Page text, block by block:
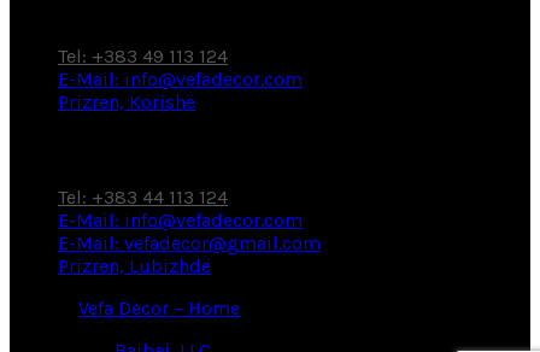
Tel: +383 49 113 124
E-Mail: info@vefadecor.com
Prizren, Korishë
Tel: +383 44 113 124
E-Mail: info@vefadecor.com
E-Mail: vefadecor@gmail.com
Prizren, Lubizhdë
Vefa Decor – Home